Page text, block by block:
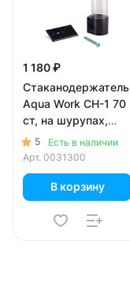
1 180 ₽
Стаканодержатель
Aqua Work CH-1 70
ст, на шурупах,
черный
5
Есть в наличии
Арт. 0031300
В корзину